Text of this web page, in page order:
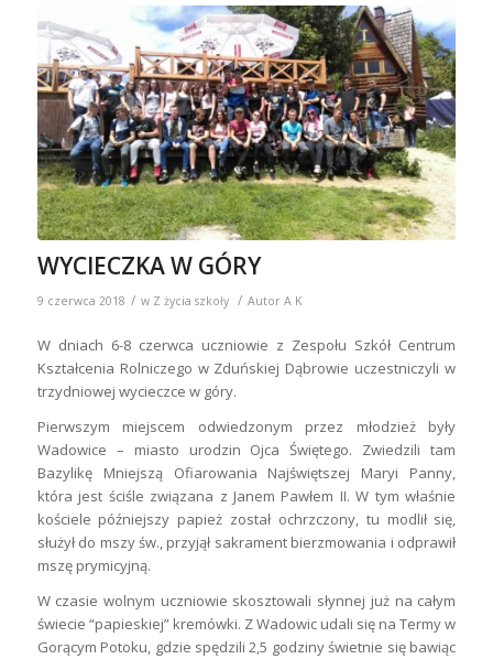
WYCIECZKA W GÓRY
9 czerwca 2018 / w Z życia szkoły / Autor A K
W dniach 6-8 czerwca uczniowie z Zespołu Szkół Centrum
Kształcenia Rolniczego w Zduńskiej Dąbrowie uczestniczyli w
trzydniowej wycieczce w góry.
Pierwszym miejscem odwiedzonym przez młodzież były
Wadowice – miasto urodzin Ojca Świętego. Zwiedzili tam
Bazylikę Mniejszą Ofiarowania Najświętszej Maryi Panny,
która jest ściśle związana z Janem Pawłem II. W tym właśnie
kościele późniejszy papież został ochrzczony, tu modlił się,
służył do mszy św., przyjął sakrament bierzmowania i odprawił
mszę prymicyjną.
W czasie wolnym uczniowie skosztowali słynnej już na całym
świecie “papieskiej” kremówki. Z Wadowic udali się na Termy w
Gorącym Potoku, gdzie spędzili 2,5 godziny świetnie się bawiąc